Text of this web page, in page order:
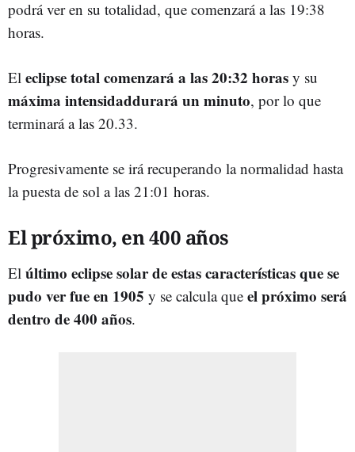
podrá ver en su totalidad, que comenzará a las 19:38
horas.
El eclipse total comenzará a las 20:32 horas y su
máxima intensidaddurará un minuto, por lo que
terminará a las 20.33.
Progresivamente se irá recuperando la normalidad hasta
la puesta de sol a las 21:01 horas.
El próximo, en 400 años
El último eclipse solar de estas características que se
pudo ver fue en 1905 y se calcula que el próximo será
dentro de 400 años.